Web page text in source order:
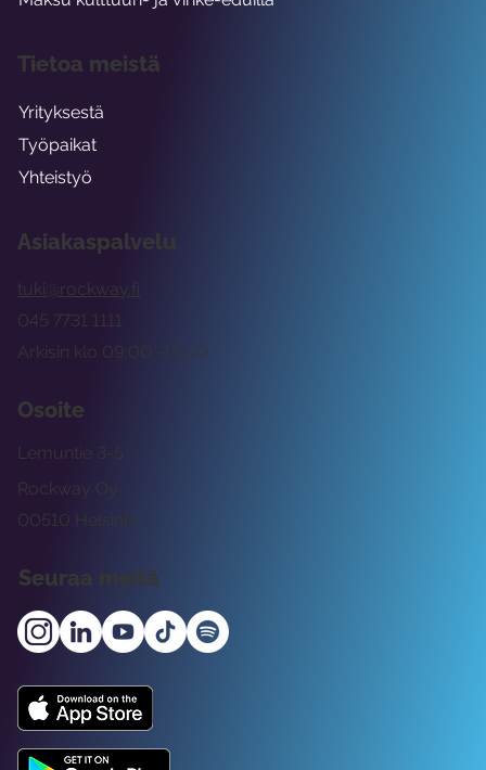
Asiakaspalvelu
tuki@rockway.fi
Arkisin klo 09:00 -15:00
045 7731 1111
Osoite
Rockway Oy
Lemuntie 3-5
00510 Helsinki
Seuraa meitä
Tietoa meistä
Yrityksestä
Työpaikat
Yhteistyö